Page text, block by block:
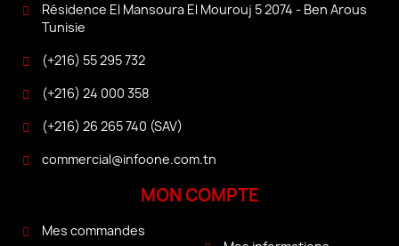
Résidence El Mansoura El Mourouj 5 2074 - Ben Arous
Tunisie
(+216) 55 295 732
(+216) 24 000 358
(+216) 26 265 740 (SAV)
commercial@infoone.com.tn
MON COMPTE
Mes commandes